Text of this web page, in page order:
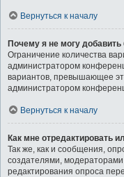
Вернуться к началу
Почему я не могу
Ограничение количества
администратором
вариантов, превышающее
администратором
Вернуться к началу
Как мне отредактировать
Так же, как и сообщения,
создателями,
редактирования опроса